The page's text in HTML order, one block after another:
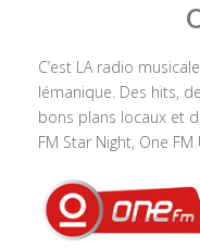
C’est LA radio
lémanique. Des hits,
bons plans locaux et
FM Star Night, One